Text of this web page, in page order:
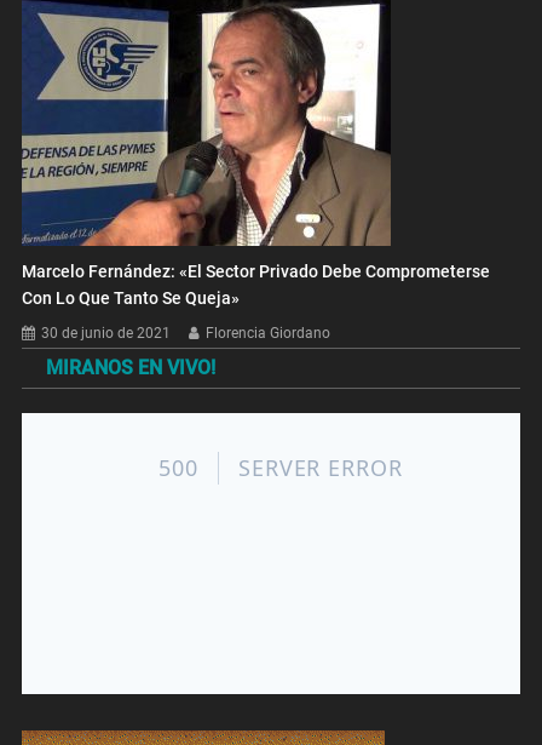
Marcelo Fernández: «El Sector Privado Debe Comprometerse
Con Lo Que Tanto Se Queja»
30 de junio de 2021 Florencia Giordano
MIRANOS EN VIVO!